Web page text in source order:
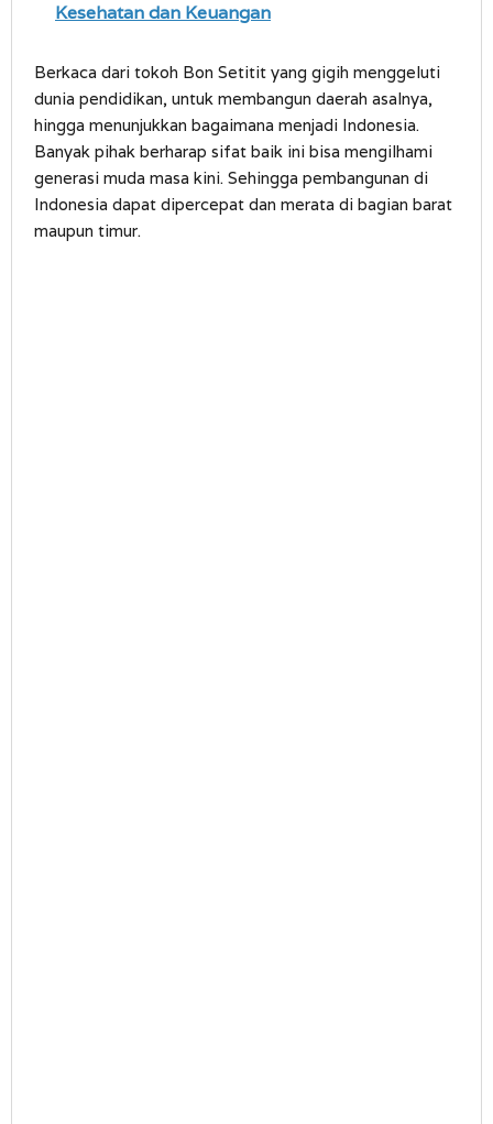
Kesehatan dan Keuangan
Berkaca dari tokoh Bon Setitit yang gigih menggeluti
dunia pendidikan, untuk membangun daerah asalnya,
hingga menunjukkan bagaimana menjadi Indonesia.
Banyak pihak berharap sifat baik ini bisa mengilhami
generasi muda masa kini. Sehingga pembangunan di
Indonesia dapat dipercepat dan merata di bagian barat
maupun timur.